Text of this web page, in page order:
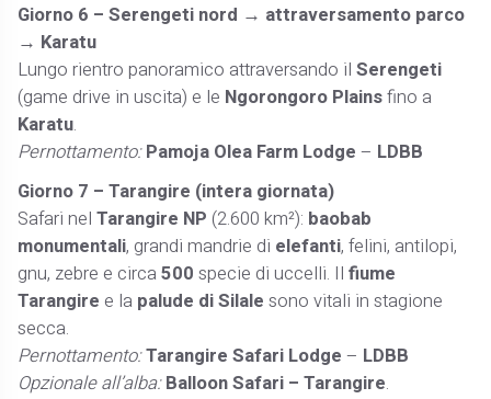
Giorno 6 – Serengeti nord → attraversamento parco
→ Karatu
Lungo rientro panoramico attraversando ilSerengeti
(game drive in uscita) e le Ngorongoro Plainsfino a
Karatu.
Pernottamento:Pamoja Olea Farm Lodge – LDBB
Giorno 7 – Tarangire (intera giornata)
Safari nelTarangire NP (2.600 km²): baobab
monumentali, grandi mandrie di elefanti, felini, antilopi,
gnu, zebre e circa500 specie di uccelli. Ilfiume
Tarangire e la palude di Silale sono vitali in stagione
secca.
Pernottamento:Tarangire Safari Lodge – LDBB
Opzionale all’alba:Balloon Safari – Tarangire.